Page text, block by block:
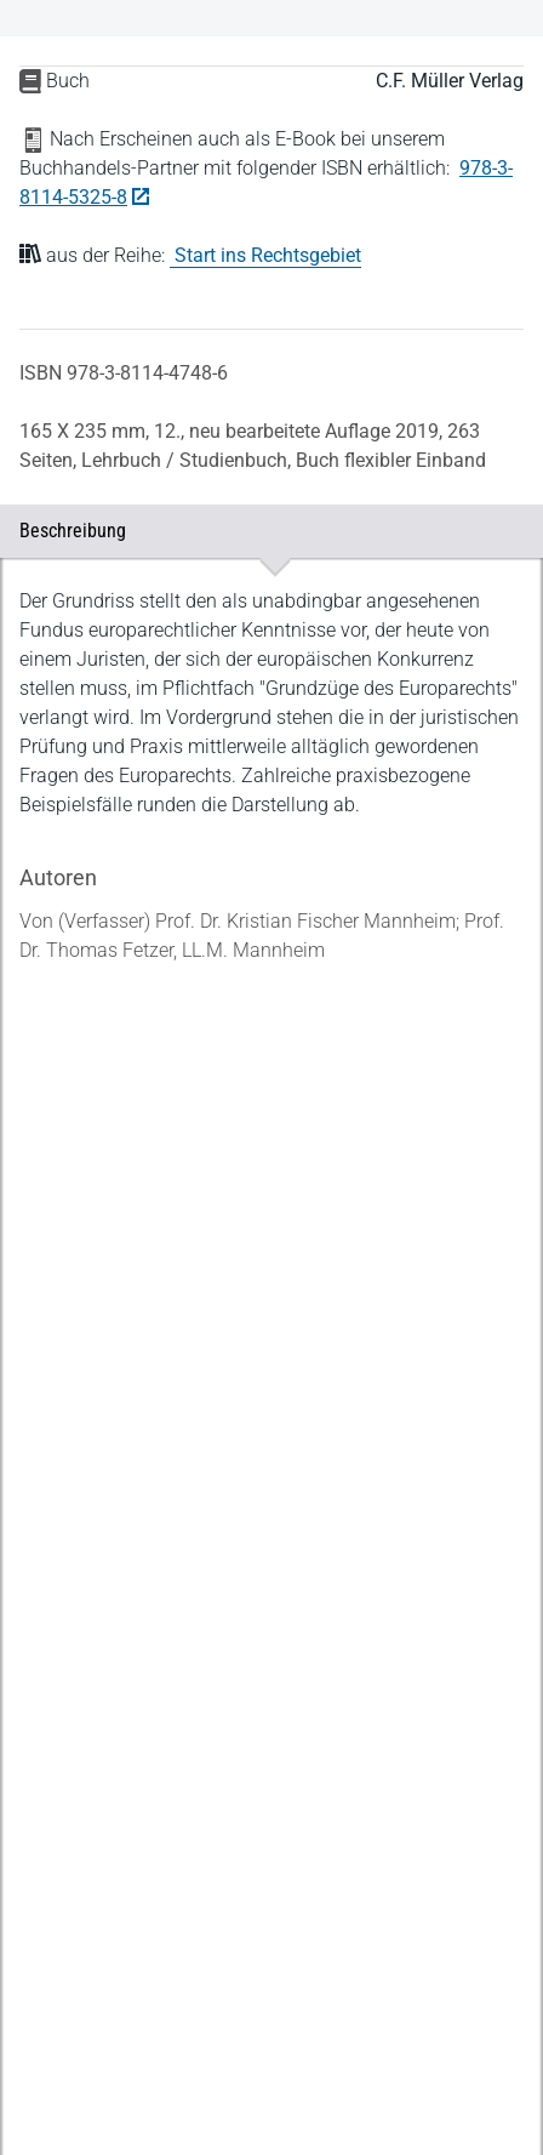
Buch C.F. Müller Verlag
Nach Erscheinen auch als E-Book bei unserem
Buchhandels-Partner mit folgender ISBN erhältlich: 978-3-
8114-5325-8
aus der Reihe: Start ins Rechtsgebiet
ISBN 978-3-8114-4748-6
165 X 235 mm, 12., neu bearbeitete Auflage 2019, 263
Seiten, Lehrbuch / Studienbuch, Buch flexibler Einband
Beschreibung
Beschreibung
Der Grundriss stellt den als unabdingbar angesehenen
Fundus europarechtlicher Kenntnisse vor, der heute von
einem Juristen, der sich der europäischen Konkurrenz
stellen muss, im Pflichtfach "Grundzüge des Europarechts"
verlangt wird. Im Vordergrund stehen die in der juristischen
Prüfung und Praxis mittlerweile alltäglich gewordenen
Fragen des Europarechts. Zahlreiche praxisbezogene
Beispielsfälle runden die Darstellung ab.
Autoren
Von (Verfasser) Prof. Dr. Kristian Fischer Mannheim; Prof.
Dr. Thomas Fetzer, LL.M. Mannheim